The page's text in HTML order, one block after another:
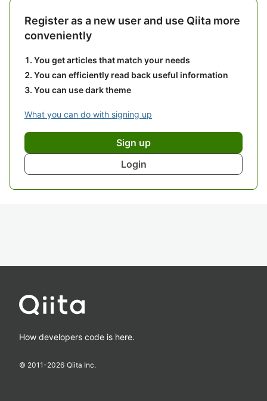
Register as a new user and use Qiita more
conveniently
You get articles that match your needs
You can efficiently read back useful information
You can use dark theme
What you can do with signing up
Sign up
Login
How developers code is here.
© 2011-2026 Qiita Inc.